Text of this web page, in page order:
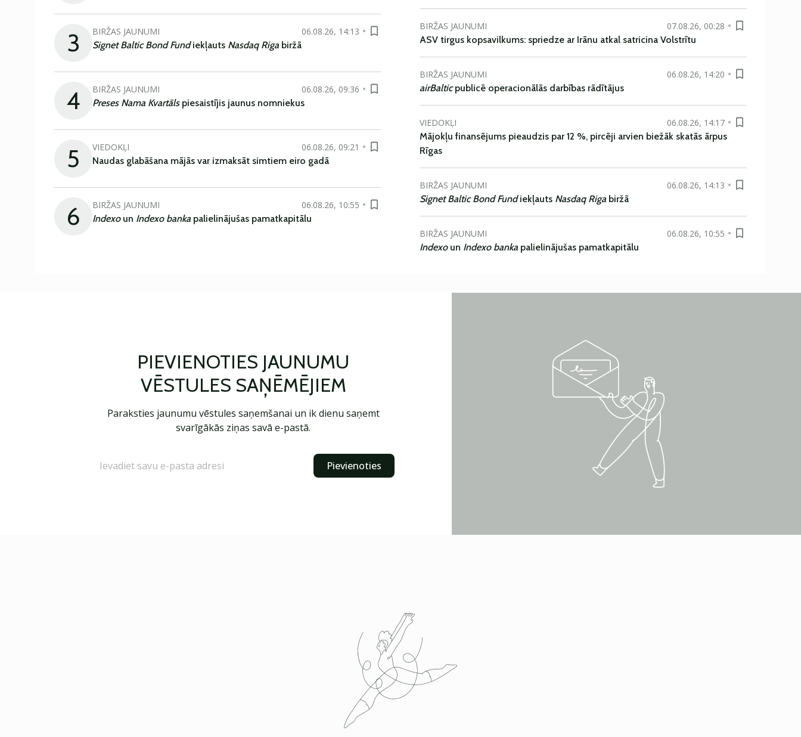
3 BIRŽAS JAUNUMI
06.08.26, 14:13
Signet Baltic Bond Fundiekļauts Nasdaq Riga biržā
4 BIRŽAS JAUNUMI
06.08.26, 09:36
Preses Nama Kvartāls piesaistījis jaunus nomniekus
5 VIEDOKĻI
06.08.26, 09:21
Naudas glabāšana mājās var izmaksāt simtiem eiro gadā
6 BIRŽAS JAUNUMI
06.08.26, 10:55
Indexoun Indexo banka palielinājušas pamatkapitālu
BIRŽAS JAUNUMI
07.08.26, 00:28
ASV tirgus kopsavilkums: spriedze ar Irānu atkal satricina Volstrītu
BIRŽAS JAUNUMI
06.08.26, 14:20
airBalticpublicē operacionālās darbības rādītājus
VIEDOKĻI
06.08.26, 14:17
Mājokļu finansējums pieaudzis par 12 %, pircēji arvien biežāk skatās ārpus
Rīgas
BIRŽAS JAUNUMI
06.08.26, 14:13
Signet Baltic Bond Fundiekļauts Nasdaq Riga biržā
BIRŽAS JAUNUMI
06.08.26, 10:55
Indexoun Indexo banka palielinājušas pamatkapitālu
PIEVIENOTIES JAUNUMU
VĒSTULES SAŅĒMĒJIEM
Paraksties jaunumu vēstules saņemšanai un ik dienu saņemt
svarīgākās ziņas savā e-pastā.
Pievienoties